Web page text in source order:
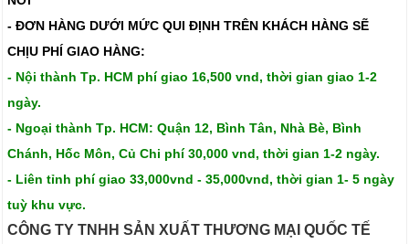
- ĐƠN HÀNG DƯỚI MỨC QUI ĐỊNH TRÊN KHÁCH HÀNG SẼ
CHỊU PHÍ GIAO HÀNG:
- Nội thành Tp. HCM phí giao 16,500 vnd, thời gian giao 1-2
ngày.
- Ngoại thành Tp. HCM: Quận 12, Bình Tân, Nhà Bè, Bình
Chánh, Hốc Môn, Củ Chi phí 30,000 vnd, thời gian 1-2 ngày.
- Liên tỉnh phí giao 33,000vnd - 35,000vnd, thời gian 1- 5 ngày
tuỳ khu vực.
CÔNG TY TNHH SẢN XUẤT THƯƠNG MẠI QUỐC TẾ